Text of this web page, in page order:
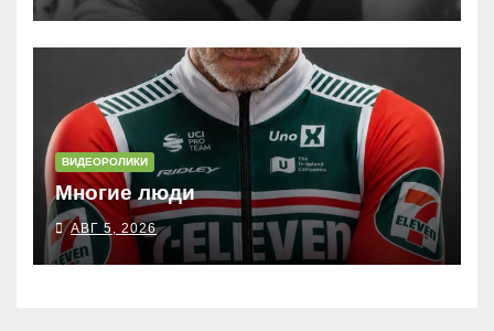
ВИДЕОРОЛИКИ
Многие люди
АВГ 5, 2026